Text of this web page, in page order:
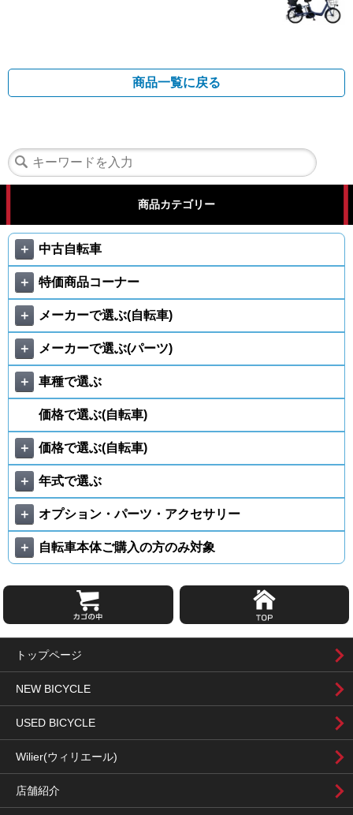
商品一覧に戻る
商品カテゴリー
＋ 中古自転車
＋ 特価商品コーナー
＋ メーカーで選ぶ(自転車)
＋ メーカーで選ぶ(パーツ)
＋ 車種で選ぶ
価格で選ぶ(自転車)
＋ 価格で選ぶ(自転車)
＋ 年式で選ぶ
＋ オプション・パーツ・アクセサリー
＋ 自転車本体ご購入の方のみ対象
トップページ
NEW BICYCLE
USED BICYCLE
Wilier(ウィリエール)
店舗紹介